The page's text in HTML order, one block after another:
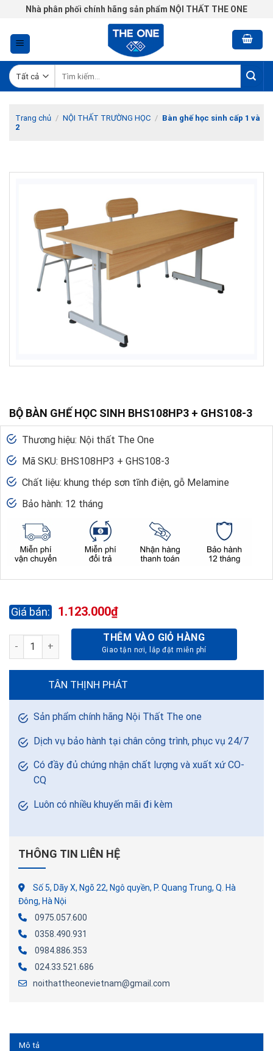
Chuyển
nội
dung
Nhà phân phối chính hãng sản phẩm NỘI THẤT THE ONE
kiếm:
Trang chủ / NỘI THẤT TRƯỜNG HỌC / Bàn ghế học sinh cấp 1 và
2
BỘ BÀN GHẾ HỌC SINH BHS108HP3 + GHS108-3
Thương hiệu: Nội thất The One
Mã SKU: BHS108HP3 + GHS108-3
Chất liệu: khung thép sơn tĩnh điện, gỗ Melamine
Bảo hành: 12 tháng
1.123.000₫
BỘ BÀN GHẾ HỌC SINH BHS108HP3 + GHS108-3 số lượng
THÊM VÀO GIỎ HÀNG
TÂN THỊNH PHÁT
Sản phẩm chính hãng Nội Thất The one
Dịch vụ bảo hành tại chân công trình, phục vụ 24/7
Có đầy đủ chứng nhận chất lượng và xuất xứ CO-
CQ
Luôn có nhiều khuyến mãi đi kèm
THÔNG TIN LIÊN HỆ
Số 5, Dãy X, Ngõ 22, Ngô quyền, P. Quang Trung, Q. Hà
Đông, Hà Nội
0975.057.600
0358.490.931
0984.886.353
024.33.521.686
noithattheonevietnam@gmail.com
Mô tả